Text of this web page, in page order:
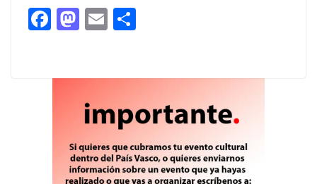
F
b
M
d
o
n
E
l p
ar
ti
r